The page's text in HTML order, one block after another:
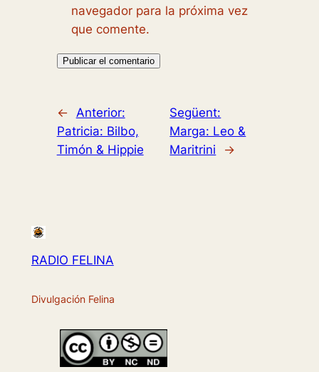
navegador para la próxima vez
que comente.
←
Anterior:
Patricia: Bilbo,
Timón & Hippie
Següent:
Marga: Leo &
Maritrini
→
RADIO FELINA
Divulgación Felina